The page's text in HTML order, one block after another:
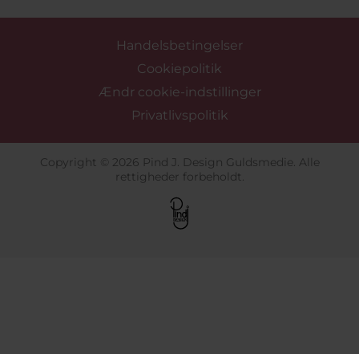
Handelsbetingelser
Cookiepolitik
Ændr cookie-indstillinger
Privatlivspolitik
Copyright © 2026 Pind J. Design Guldsmedie. Alle
rettigheder forbeholdt.